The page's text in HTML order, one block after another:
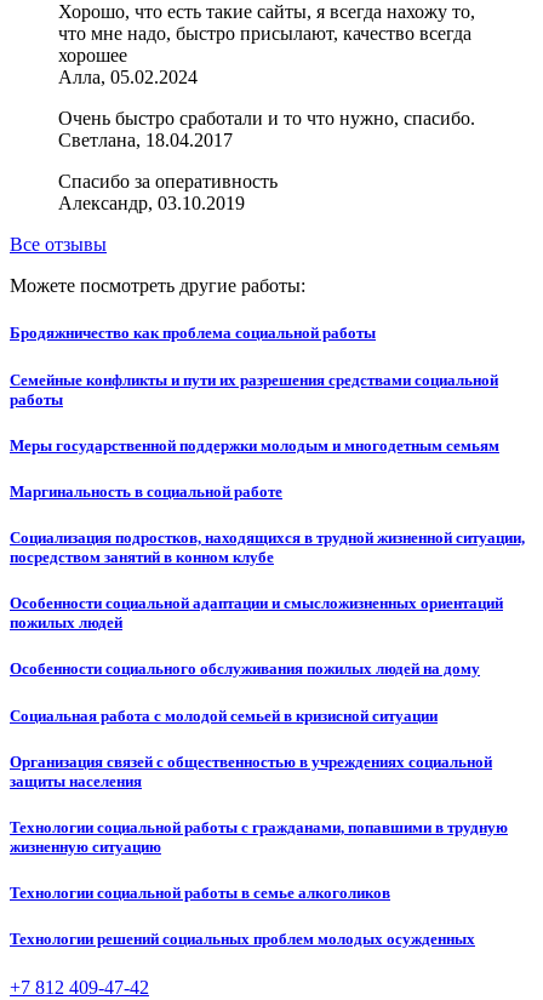
Хорошо, что есть такие сайты, я всегда нахожу то,
что мне надо, быстро присылают, качество всегда
хорошее
Алла, 05.02.2024
Очень быстро сработали и то что нужно, спасибо.
Светлана, 18.04.2017
Спасибо за оперативность
Александр, 03.10.2019
Все отзывы
Можете посмотреть другие работы:
Бродяжничество как проблема социальной работы
Семейные конфликты и пути их разрешения средствами социальной
работы
Меры государственной поддержки молодым и многодетным семьям
Маргинальность в социальной работе
Социализация подростков, находящихся в трудной жизненной ситуации,
посредством занятий в конном клубе
Особенности социальной адаптации и смысложизненных ориентаций
пожилых людей
Особенности социального обслуживания пожилых людей на дому
Социальная работа с молодой семьей в кризисной ситуации
Организация связей с общественностью в учреждениях социальной
защиты населения
Технологии социальной работы с гражданами, попавшими в трудную
жизненную ситуацию
Технологии социальной работы в семье алкоголиков
Технологии решений социальных проблем молодых осужденных
+7 812 409-47-42